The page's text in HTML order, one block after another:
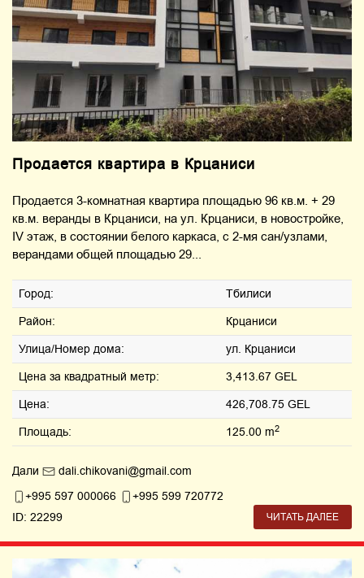
Продается квартира в Крцаниси
Продается 3-комнатная квартира площадью 96 кв.м. + 29
кв.м. веранды в Крцаниси, на ул. Крцаниси, в новостройке,
IV этаж, в состоянии белого каркаса, с 2-мя сан/узлами,
верандами общей площадью 29...
Город:
Тбилиси
Район:
Крцаниси
Улица/Номер дома:
ул. Крцаниси
Цена за квадратный метр:
3,413.67 GEL
Цена:
426,708.75 GEL
Площадь:
125.00 m2
Дали
dali.chikovani@gmail.com
+995 597 000066
+995 599 720772
ID: 22299
ЧИТАТЬ ДАЛЕЕ